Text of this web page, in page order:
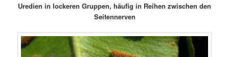
Uredien in lockeren Gruppen, häufig in Reihen zwischen den
Seitennerven